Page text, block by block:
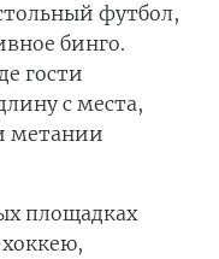
футбол,
бинго.
гости
с места,
метании
площадках